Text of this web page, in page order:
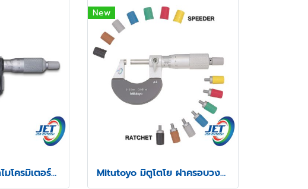
Mitutoyo ดิจิตอลไมโครมิเตอร์วัดความสูงรอยย้ำสายไฟ รุ่น 342
New
Mitutoyo มิตูโตโย ฝาครอบวงล้อและสปีดเดอร์ไมโครมิเตอร์